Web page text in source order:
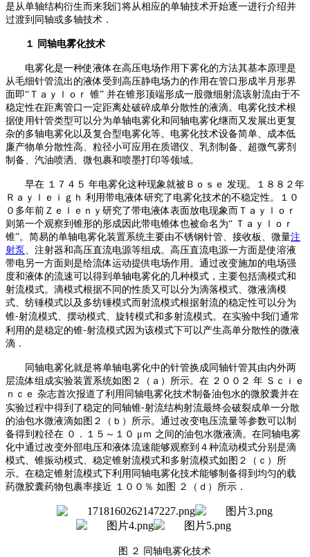
是从单轴结构衍生而来我们将从相应的单轴技术开始逐一进行介绍并
过渡到同轴或多轴技术．
１ 同轴电雾化技术
电雾化是一种使液体在高压电场作用下雾化的方法其基本原理是
从毛细针管流出的液体受到高压静电场力的作用在管口形成半月形界
面即“Ｔａｙｌｏｒ 锥” 并在锥形顶端形成一股微细射流该射流由于不
稳定性在距离管口一定距离处破碎成单分散性的液滴。 电雾化技术根
据使用针管类型可以分为单轴电雾化和同轴电雾化继而又发展出更复
杂的多轴电雾化以及复合型电雾化等。 电雾化技术设备简单、成本低
廉产物单分散性高、粒径小可应用在质谱仪、乳剂制备、超微气雾剂
制备、汽油喷洒、微包裹和喷墨打印等领域。
早在 １７４５ 年电雾化这种现象就被Ｂｏｓｅ 发现。
１８８２年
Ｒａｙｌｅｉｇｈ 利用带电液体研究了电雾化技术的不稳定性 。
１０
０多年前Ｚｅｌｅｎｙ研究了带电液体表面放电现象而Ｔａｙｌｏｒ
则第一个观察到锥形的形成因此带电锥体也被命名为“ Ｔａｙｌｏｒ
锥”。 简易的单轴电雾化装置系统主要由不锈钢针管、接收板、微量注
射泵
、注射器和高压直流电源等组成。 高压直流电源一方面是使溶液
带电另一方面则是给流体运动提供电场作用 。 通过改变施加的电场强
度和液体的流速可以得到单轴电雾化的几种模式 ， 主要包括滴模式和
射流模式。 滴模式根据不同的性质又可以分为滴落模式、微液滴模
式、纺锤模式以及多纺锤模式而射流模式根据射流的稳定性可以分为
锥⁃射流模式、摆动模式、旋转模式和多射流模式。 在实验中我们通常
利用的是稳定的锥⁃射流模式因为该模式下可以产生高单分散性的微液
滴．
同轴电雾化就是将单轴电雾化中的针管换成同轴针管其由内外两
层流体组成实验装置系统如图２（ａ）所示。 在 ２００２ 年 Ｓｃｉｅ
ｎｃｅ 杂志首次报道了利用同轴电雾化技术制备油包水的微胶囊并在
实验过程中得到了稳定的同轴锥⁃射流结构射流最终会破裂成单一分散
的油包水微液滴如图２（ｂ）所示。 通过改变电压流量等参数可以制
备得到粒径在 ０．１５～１０ μｍ 之间的油包水微液滴。 在同轴电雾
化中通过改变外部电压和液体流速能够观察到４种流动模式分别是滴
模式、锥振动模式、稳定锥射流模式和多射流模式如图２（ｃ）所
示。 在稳定锥射流模式下利用同轴电雾化技术能够制备得到均匀的载
药微胶囊药物包裹率接近 １００％ 如图 ２（ｄ）所示．
图 ２ 同轴电雾化技术